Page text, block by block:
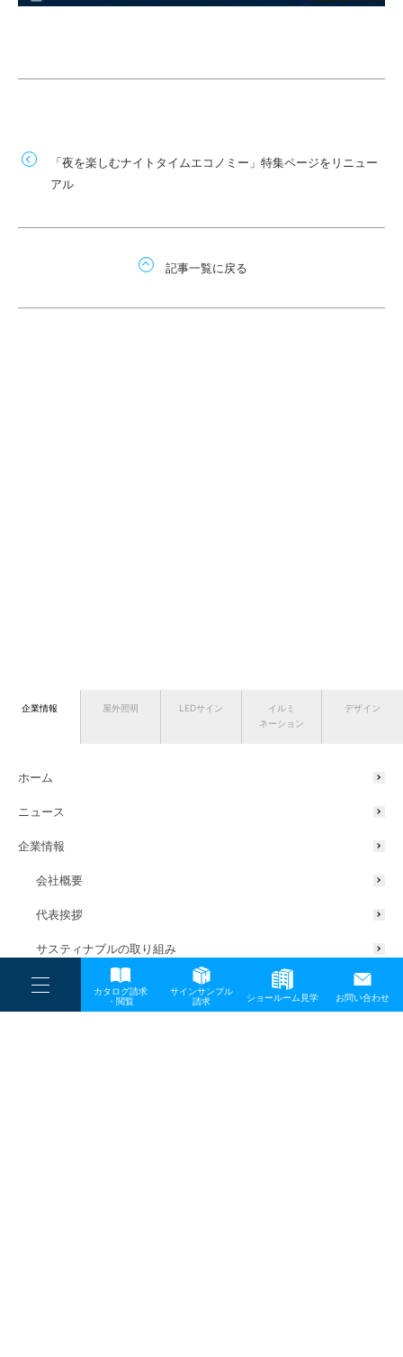
----
----
-
カタログ請求
・閲覧
サインサンプル
請求
ショールーム見学 お問い合わせ
企業情報 屋外照明 LEDサイン
イルミ
ネーション
デザイン
ホーム
ニュース
企業情報
会社概要
代表挨拶
サスティナブルの取り組み
一般事業主行動計画
「夜を楽しむナイトタイムエコノミー」特集ページをリニュー
アル
記事一覧に戻る